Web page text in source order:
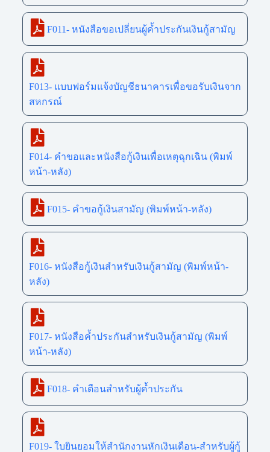
F011- หนังสือขอเปลี่ยนผู้ค้ำประกันเงินกู้สามัญ
F013- แบบฟอร์มแจ้งบัญชีธนาคารเพื่อขอรับเงินจาก
สหกรณ์
F014- คำขอและหนังสือกู้เงินเพื่อเหตุฉุกเฉิน (พิมพ์
หน้า-หลัง)
F015- คำขอกู้เงินสามัญ (พิมพ์หน้า-หลัง)
F016- หนังสือกู้เงินสำหรับเงินกู้สามัญ (พิมพ์หน้า-
หลัง)
F017- หนังสือค้ำประกันสำหรับเงินกู้สามัญ (พิมพ์
หน้า-หลัง)
F018- คำเตือนสำหรับผู้ค้ำประกัน
F019- ใบยินยอมให้สำนักงานหักเงินเดือน-สำหรับผู้กู้